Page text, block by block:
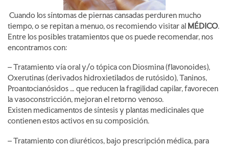
Cuando los síntomas de piernas cansadas perduren mucho
tiempo, o se repitan a menuo, os recomiendo visitar al MÉDICO.
Entre los posibles tratamientos que os puede recomendar, nos
encontramos con:
– Tratamiento vía oral y/o tópica con Diosmina (flavonoides),
Oxerutinas (derivados hidroxietilados de rutósido), Taninos,
Proantocianósidos … que reducen la fragilidad capilar, favorecen
la vasoconstricción, mejoran el retorno venoso.
Existen medicamentos de síntesis y plantas medicinales que
contienen estos activos en su composición.
– Tratamiento con diuréticos, bajo prescripción médica, para